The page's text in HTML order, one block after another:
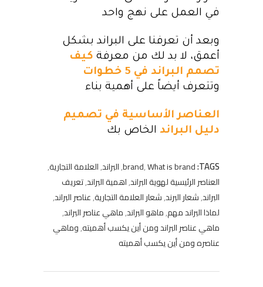
في العمل على نهج واحد
وبعد أن تعرفنا على البراند بشكل
أعمق، لا بد لك من معرفة كيف
تصمم البراند في 5 خطوات
وتتعرف أيضاً على أهمية بناء
العناصر الأساسية في تصميم
دليل البراند الخاص بك
TAGS:
brand,What is brand
,البراند,العلامة التجارية,
العناصر الرئيسية لهوية البراند,اهمية البراند,تعريف
البراند,شعار البرند,شعار العلامة التجارية,عناصر البراند,
لماذا البراند مهم,ماهو البراند,ماهي عناصر البراند,
ماهي عناصر البراند ومن أين يكسب أهميته,وماهي
عناصره ومن أين يكسب أهميته